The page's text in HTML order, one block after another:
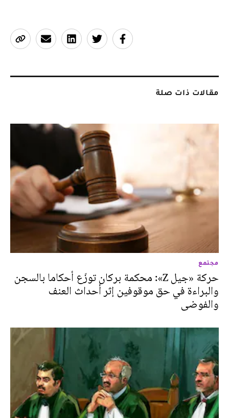
مقالات ذات صلة
مجتمع
حركة «جيل Z»: محكمة بركان توزّع أحكاما بالسجن
والبراءة في حق موقوفين إثر أحداث العنف
والفوضى